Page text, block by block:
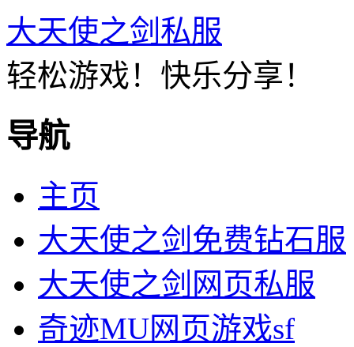
大天使之剑私服
轻松游戏！快乐分享！
导航
主页
大天使之剑免费钻石服
大天使之剑网页私服
奇迹MU网页游戏sf